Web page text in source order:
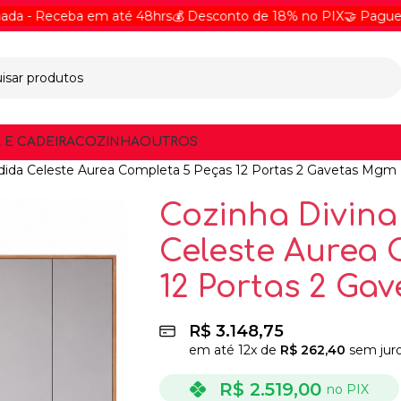
em até 48hrs💰 Desconto de 18% no PIX🤝 Pague Online
E CADEIRACOZINHAOUTROS
Celeste Aurea Completa 5 Peças 12 Portas 2 Gavetas Mgm
Cozinha
Celeste Aurea
12 Portas 2
R$ 3.148,75
em até 12x de R$262,40 sem
R$ 2.519,00 no PIX